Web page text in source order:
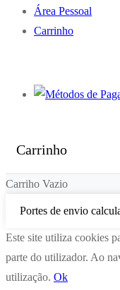
Área Pessoal
Carrinho
Carrinho
Carriho Vazio
Portes de envio
Este site utiliza cookies
parte do utilizador. Ao
utilização. Ok